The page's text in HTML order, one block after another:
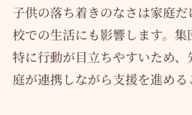
子供の落ち着きのなさは家庭
校での生活にも影響します。
特に行動が目立ちやすいため
庭が連携しながら支援を進める